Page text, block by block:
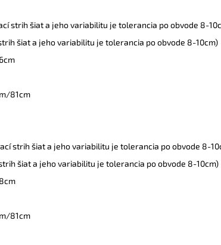
strih šiat a jeho variabilitu je tolerancia po obvode 8-
šiat a jeho variabilitu je tolerancia po obvode 8-10cm)
81cm
strih šiat a jeho variabilitu je tolerancia po obvode 8-
šiat a jeho variabilitu je tolerancia po obvode 8-10cm)
81cm